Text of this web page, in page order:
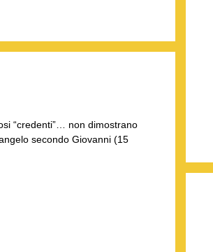
“credenti”… non dimostrano
secondo Giovanni (15